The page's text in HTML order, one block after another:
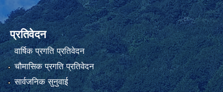
प्रतिवेदन
वार्षिक प्रगति प्रतिवेदन
चौमासिक प्रगति प्रतिवेदन
सार्वजनिक सुनुवाई